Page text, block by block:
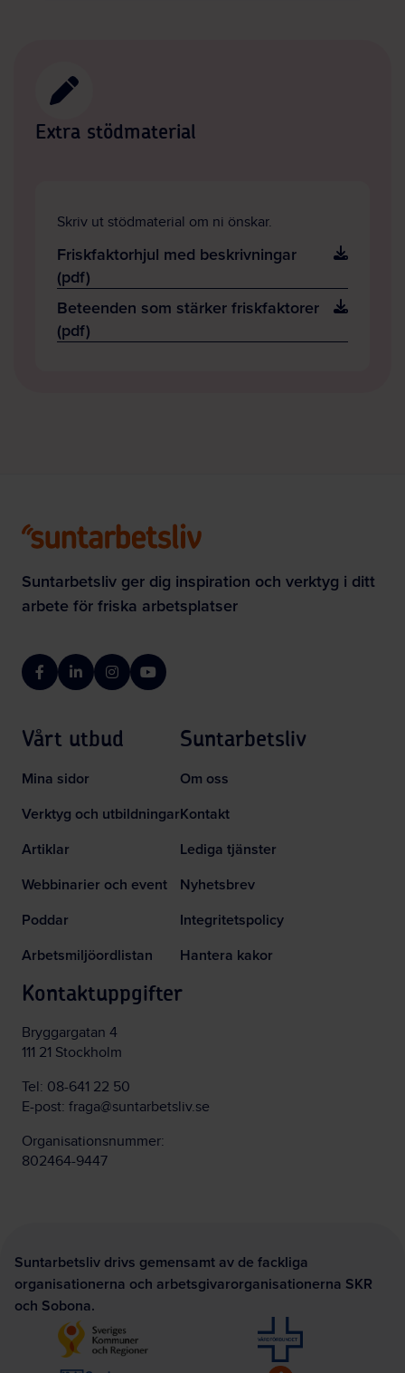
Extra stödmaterial
Skriv ut stödmaterial om ni önskar.
Friskfaktorhjul med beskrivningar
(pdf)
Beteenden som stärker friskfaktorer
(pdf)
Suntarbetsliv ger dig inspiration och verktyg i ditt
arbete för friska arbetsplatser
FacebookLinkedInInstagramYouTube
Vårt utbud
Mina sidor
Verktyg och utbildningar
Artiklar
Webbinarier och event
Poddar
Arbetsmiljöordlistan
Suntarbetsliv
Om oss
Kontakt
Lediga tjänster
Nyhetsbrev
Integritetspolicy
Hantera kakor
Kontaktuppgifter
Bryggargatan 4
111 21 Stockholm
Tel: 08-641 22 50
E-post: fraga@suntarbetsliv.se
Organisationsnummer:
802464-9447
Suntarbetsliv drivs gemensamt av de fackliga
organisationerna och arbetsgivarorganisationerna SKR
och Sobona.